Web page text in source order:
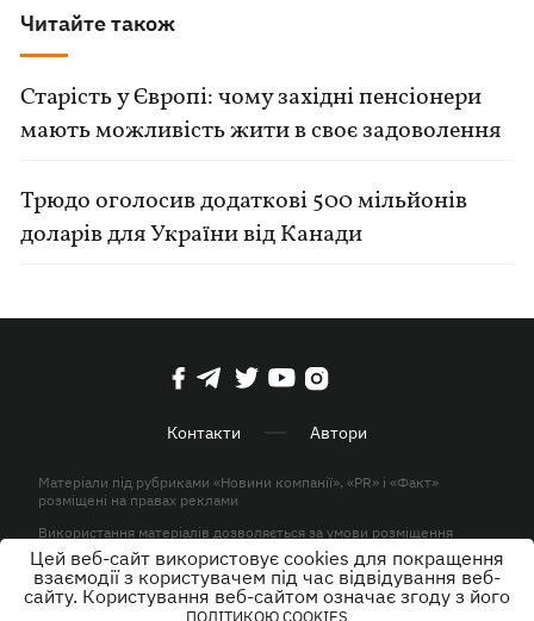
Читайте також
Старість у Європі: чому західні пенсіонери
мають можливість жити в своє задоволення
Трюдо оголосив додаткові 500 мільйонів
доларів для України від Канади
Контакти Автори
Матеріали під рубриками «Новини компанії», «PR» і «Факт»
розміщені на правах реклами
Використання матеріалів дозволяється за умови розміщення
активного гіперпосилання на KP.UA в першому абзаці.
© ТОВ «ЮЛАВ МЕДІА» 2026. Всі права захищені.
Цей веб-сайт використовує cookies для покращення
взаємодії з користувачем під час відвідування веб-
сайту. Користування веб-сайтом означає згоду з його
ПОЛІТИКОЮ COOKIES